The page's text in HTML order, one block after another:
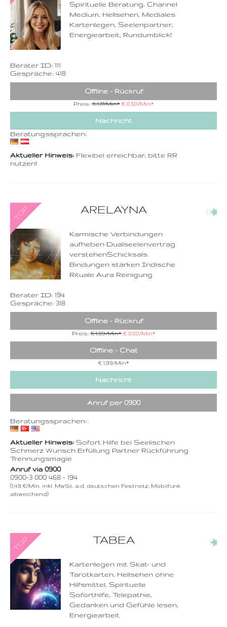
Spirituelle Beratung, Channel
Medium, Hellsehen, Mediales
Kartenlegen, Seelenpartner,
Energiearbeit, Rundumblick!
Berater ID: 111
Gespräche: 418
Offline - Rückruf
Preis:€ 1,77/Min* € 0,50/Min*
Nachricht
dem Beratercode
Zurück
Beratungssprachen:
Aktueller Hinweis: Flexibel erreichbar, bitte RR
nutzen!
ARELAYNA (30)
Karmische Verbindungen
aufheben Dualseelenvertrag
verstehenSchicksals
Bindungen stärken Indische
Rituale Aura Reinigung
Berater ID: 194
Gespräche: 318
Offline - Rückruf
Preis:€ 1,99/Min* € 0,50/Min*
Offline - Chat
€ 1,99/Min*
Nachricht
Anruf per 0900
0900-3 000 468 - 194
1,49 €/Min. inkl. MwSt.
Wählen Sie diese
Rufnummer inklusive
dem Beratercode
Zurück
Beratungssprachen:
Aktueller Hinweis: Sofort Hilfe bei Seelischen
Schmerz Wunsch Erfüllung Partner Rückführung
Trennungsmagie
Anruf via 0900
0900-3 000 468 - 194
(1,49 €/Min. inkl. MwSt. a.d. deutschen Festnetz, Mobilfunk
abweichend)
TABEA (4)
Kartenlegen mit Skat- und
Tarotkarten, Hellsehen ohne
Hilfsmittel, Spirituelle
Soforthilfe, Telepathie,
Gedanken und Gefühle lesen,
Energiearbeit
0900-3 000 468 - 108
1,49 €/Min. inkl. MwSt.
Wählen Sie diese
Rufnummer inklusive
dem Beratercode
Zurück